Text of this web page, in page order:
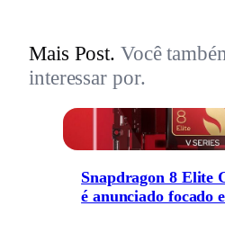
Mais Post. Você
interessar por.
Snapdragon 8 Elite
é anunciado focado